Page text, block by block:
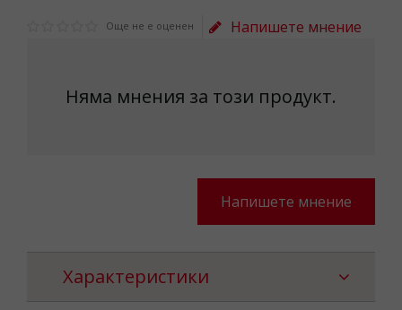
Още не е оценен Напишете мнение
Няма мнения за този продукт.
Напишете мнение
Характеристики